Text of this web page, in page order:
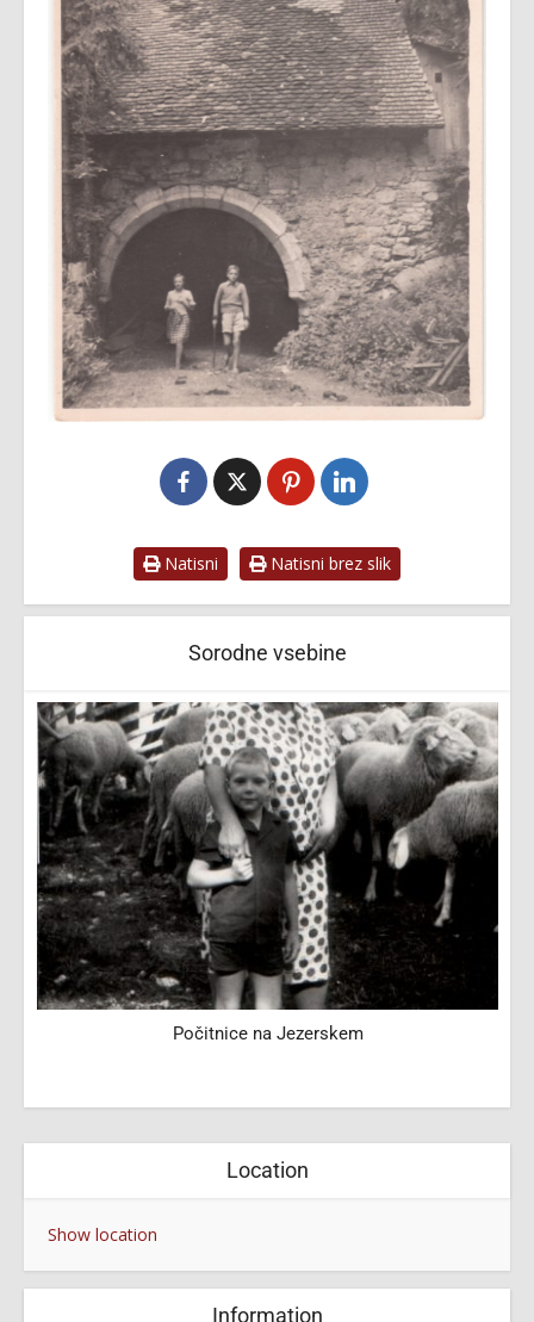
Natisni Natisni brez slik
Sorodne vsebine
Počitnice na Jezerskem
Location
Show location
Information